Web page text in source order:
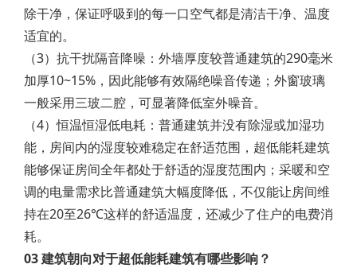
除干净，保证呼吸到的每一口空气都是清洁干净、温度
适宜的。
（3）抗干扰隔音降噪：外墙厚度较普通建筑的290毫米
加厚10~15%，因此能够有效隔绝噪音传递；外窗玻璃
一般采用三玻二腔，可显著降低室外噪音。
（4）恒温恒湿低电耗：普通建筑并没有除湿或加湿功
能，房间内的湿度较难稳定在舒适范围，超低能耗建筑
能够保证房间全年都处于舒适的湿度范围内；采暖和空
调的电量需求比普通建筑大幅度降低，不仅能让房间维
持在20至26℃这样的舒适温度，还减少了住户的电费消
耗。
03 建筑朝向对于超低能耗建筑有哪些影响？